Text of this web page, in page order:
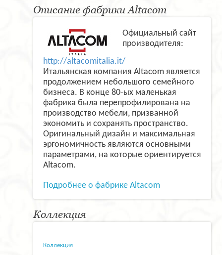
Описание фабрики Altacom
Официальный сайт
производителя:
http://altacomitalia.it/
Итальянская компания Altacom является
продолжением небольшого семейного
бизнеса. В конце 80-ых маленькая
фабрика была перепрофилирована на
производство мебели, призванной
экономить и сохранять пространство.
Оригинальный дизайн и максимальная
эргономичность являются основными
параметрами, на которые ориентируется
Altacom.
Подробнее о фабрике Altacom
Коллекция
Коллекция